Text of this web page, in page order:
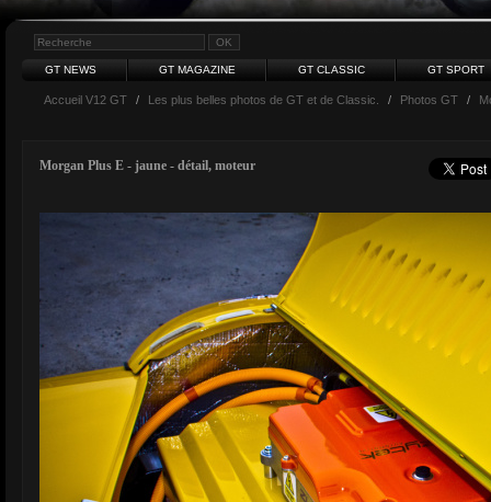
GT NEWS GT MAGAZINE GT CLASSIC GT SPORT
Accueil V12 GT / Les plus belles photos de GT et de Classic. / Photos GT /
Morgan Plus E - jaune - détail, moteur